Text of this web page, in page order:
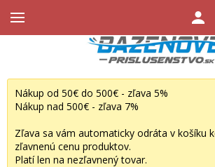
Nákup od 50€ do 500€ - zľava 5%
Nákup nad 500€ - zľava 7%
Zľava sa vám automaticky odráta v košíku
zľavnenú cenu produktov.
Platí len na nezľavnený tovar.